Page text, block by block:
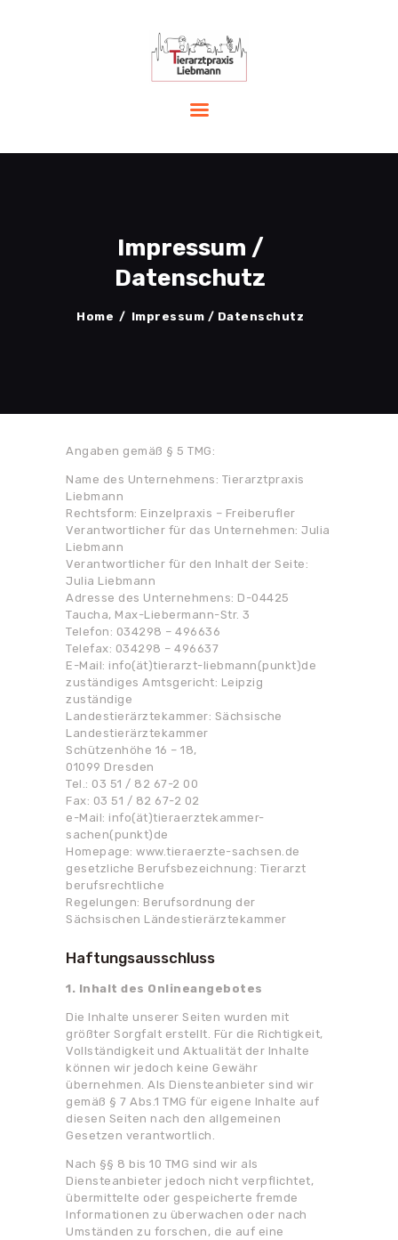
Impressum /
Datenschutz
Home Impressum / Datenschutz
NOTFALL
KONTAKT
Angaben gemäß § 5 TMG:
Name des Unternehmens: Tierarztpraxis
Liebmann
Rechtsform: Einzelpraxis – Freiberufler
Verantwortlicher für das Unternehmen: Julia
Liebmann
Verantwortlicher für den Inhalt der Seite:
Julia Liebmann
Adresse des Unternehmens: D-04425
Taucha, Max-Liebermann-Str. 3
Telefon: 034298 – 496636
Telefax: 034298 – 496637
E-Mail: info(ät)tierarzt-liebmann(punkt)de
zuständiges Amtsgericht: Leipzig
zuständige
Landestierärztekammer: Sächsische
Landestierärztekammer
Schützenhöhe 16 – 18,
01099 Dresden
Tel.: 03 51 / 82 67-2 00
Fax: 03 51 / 82 67-2 02
e-Mail: info(ät)tieraerztekammer-
sachen(punkt)de
Homepage: www.tieraerzte-sachsen.de
gesetzliche Berufsbezeichnung: Tierarzt
berufsrechtliche
Regelungen: Berufsordnung der
Sächsischen Ländestierärztekammer
Haftungsausschluss
1. Inhalt des Onlineangebotes
Die Inhalte unserer Seiten wurden mit
größter Sorgfalt erstellt. Für die Richtigkeit,
Vollständigkeit und Aktualität der Inhalte
können wir jedoch keine Gewähr
übernehmen. Als Diensteanbieter sind wir
gemäß § 7 Abs.1 TMG für eigene Inhalte auf
diesen Seiten nach den allgemeinen
Gesetzen verantwortlich.
Nach §§ 8 bis 10 TMG sind wir als
Diensteanbieter jedoch nicht verpflichtet,
übermittelte oder gespeicherte fremde
Informationen zu überwachen oder nach
Umständen zu forschen, die auf eine